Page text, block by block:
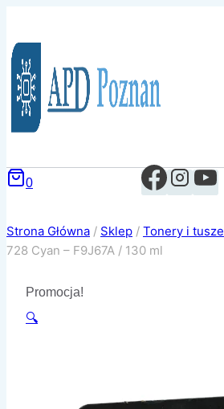
do
treści
0
Strona Główna / Sklep / Tonery i tusze
728 Cyan – F9J67A / 130 ml
Promocja!
🔍